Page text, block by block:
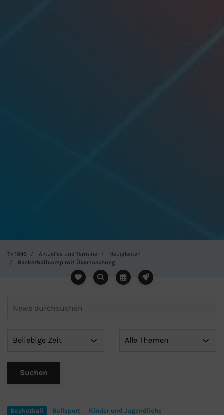
TV 1848 Aktuelles und Termine
Neuigkeiten
Basketballcamp mit Überraschung
Basketball Ballsport Kinder und Jugendliche